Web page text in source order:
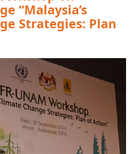
“Malaysia’s
Strategies: Plan